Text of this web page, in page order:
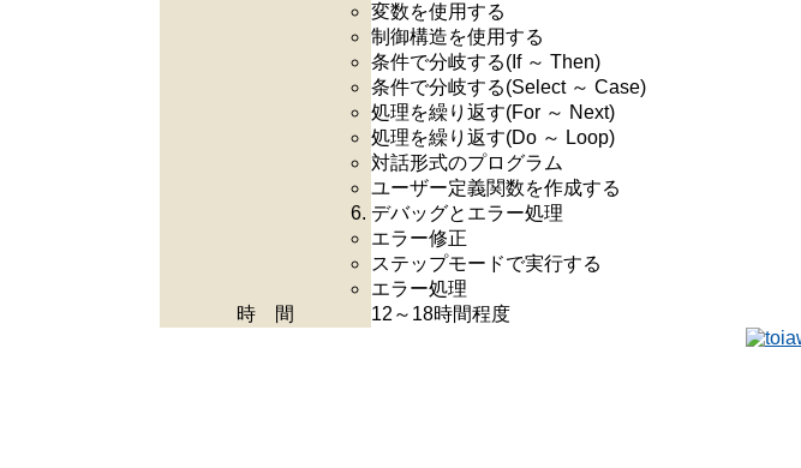
変数を使用する
制御構造を使用する
条件で分岐する(If ～ Then)
条件で分岐する(Select ～ Case)
処理を繰り返す(For ～ Next)
処理を繰り返す(Do ～ Loop)
対話形式のプログラム
ユーザー定義関数を作成する
デバッグとエラー処理
エラー修正
ステップモードで実行する
エラー処理
時 間
12～18時間程度